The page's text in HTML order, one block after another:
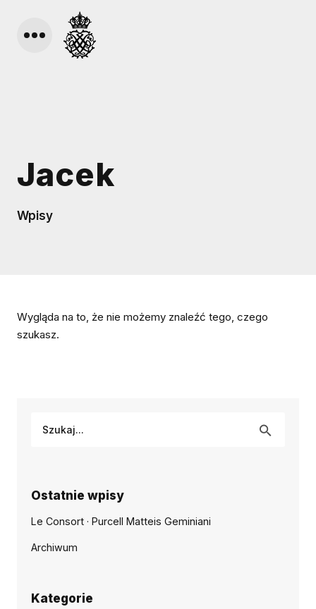
Jacek
Wpisy
Wygląda na to, że nie możemy znaleźć tego, czego
szukasz.
Ostatnie wpisy
Le Consort · Purcell Matteis Geminiani
Archiwum
Kategorie